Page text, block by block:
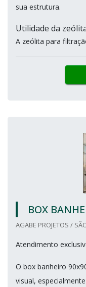
sua estrutura.
Utilidade da
A zeólita para
BOX
AGABE PROJETOS /
Atendimento
O box banheiro
visual,